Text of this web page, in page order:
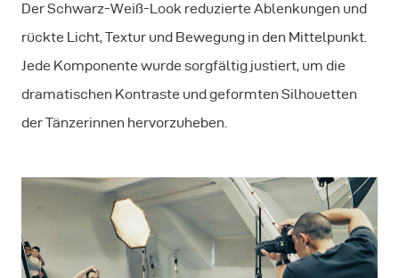
Der Schwarz-Weiß-Look reduzierte Ablenkungen und
rückte Licht, Textur und Bewegung in den Mittelpunkt.
Jede Komponente wurde sorgfältig justiert, um die
dramatischen Kontraste und geformten Silhouetten
der Tänzerinnen hervorzuheben.